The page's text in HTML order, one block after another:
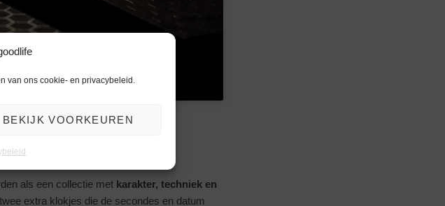
van ons cookie- en privacybeleid.
BEKIJK VOORKEUREN
als een collectie met karakter, techniek en
extra klokjes die de secondes en datum